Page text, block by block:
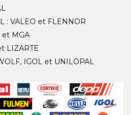
: VALEO et FLENNOR
et MGA
LIZARTE
IGOL et UNILOPAL